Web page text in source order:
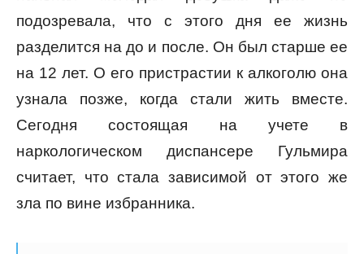
подозревала, что с этого дня ее жизнь
разделится на до и после. Он был старше ее
на 12 лет. О его пристрастии к алкоголю она
узнала позже, когда стали жить вместе.
Сегодня состоящая на учете в
наркологическом диспансере Гульмира
считает, что стала зависимой от этого же
зла по вине избранника.